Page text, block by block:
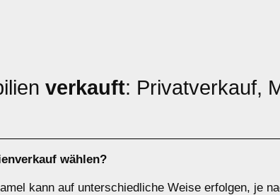
verkauft: Privatverkauf,
wählen?
kann auf unterschiedliche Weise erfolgen, je